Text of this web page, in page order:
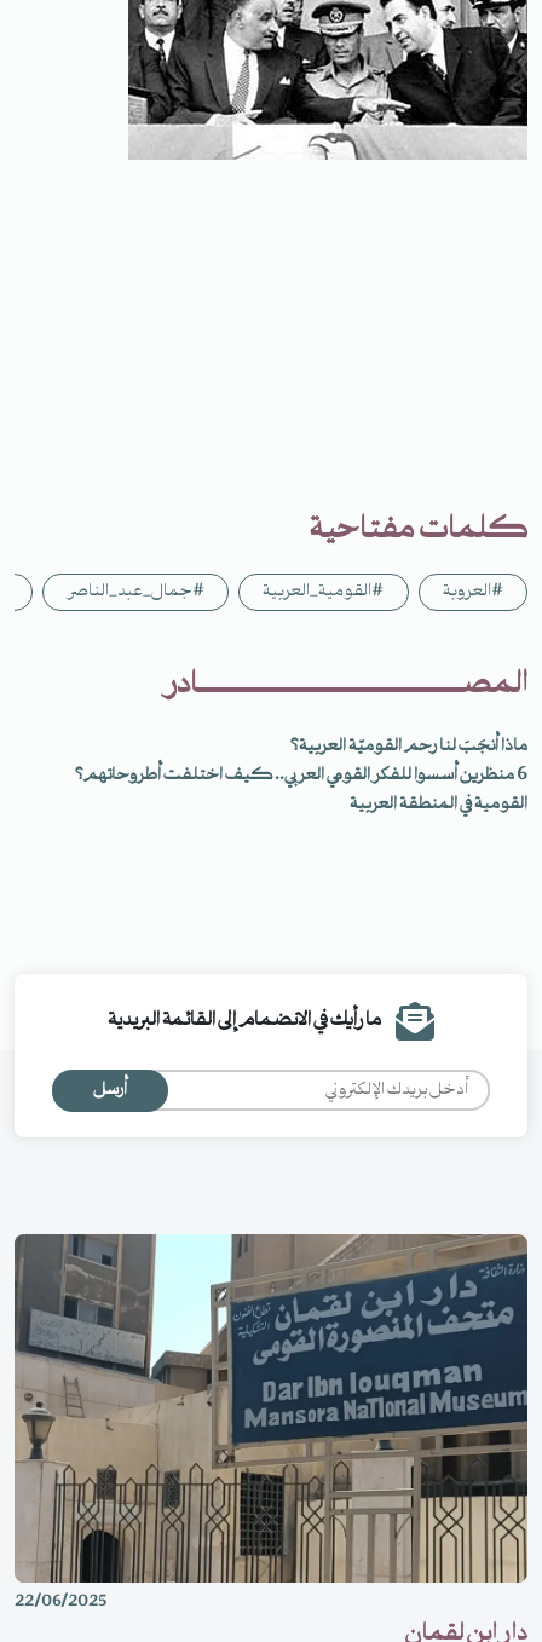
كلمات مفتاحية
#العروبة #القومية_العربية #جمال_عبد_الناصر
المصـــــــــــــــــــــــــــــــادر
ماذا أنجَبَ لنا رحم القوميّة العربية؟
6 منظرين أسسوا للفكر القومي العربي.. كيف اختلفت أطروحاتهم؟
القومية في المنطقة العربية
ما رأيك في الانضمام إلى القائمة البريدية
أرسل
22/06/2025